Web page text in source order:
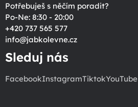
Potřebuješ s něčím poradit?
Po-Ne: 8:30 - 20:00
+420 737 565 577
info@jabkolevne.cz
Sleduj nás
FacebookInstagramTiktokYouTube